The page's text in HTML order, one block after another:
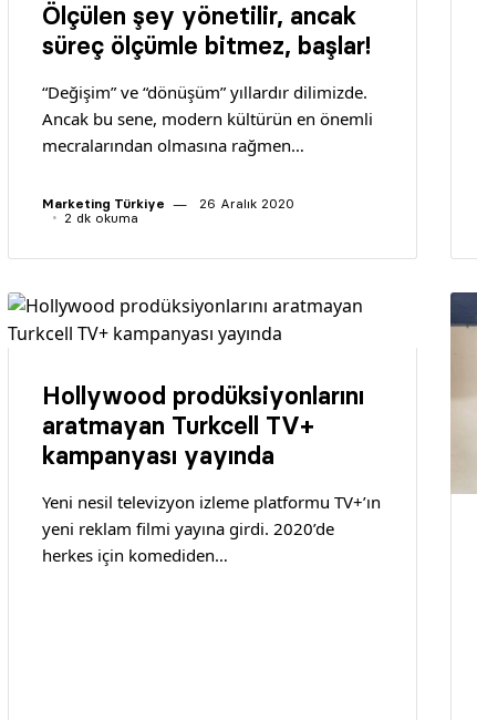
Ölçülen şey yönetilir, ancak
süreç ölçümle bitmez, başlar!
“Değişim” ve “dönüşüm” yıllardır dilimizde.
Ancak bu sene, modern kültürün en önemli
mecralarından olmasına rağmen…
Marketing Türkiye
26 Aralık 2020
2 dk okuma
Hollywood prodüksiyonlarını
aratmayan Turkcell TV+
kampanyası yayında
Yeni nesil televizyon izleme platformu TV+’ın
yeni reklam filmi yayına girdi. 2020’de
herkes için komediden…